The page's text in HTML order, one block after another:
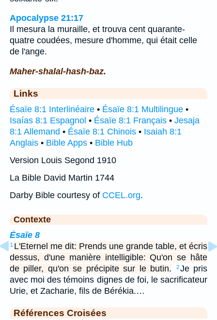
Apocalypse 21:17
Il mesura la muraille, et trouva cent quarante-
quatre coudées, mesure d'homme, qui était celle
de l'ange.
Maher-shalal-hash-baz.
Links
Ésaïe 8:1 Interlinéaire • Ésaïe 8:1 Multilingue •
Isaías 8:1 Espagnol • Ésaïe 8:1 Français • Jesaja
8:1 Allemand • Ésaïe 8:1 Chinois • Isaiah 8:1
Anglais • Bible Apps • Bible Hub
Version Louis Segond 1910
La Bible David Martin 1744
Darby Bible courtesy of CCEL.org.
Contexte
Ésaïe 8
1 L'Eternel me dit: Prends une grande table, et écris
dessus, d'une manière intelligible: Qu'on se hâte
de piller, qu'on se précipite sur le butin.
2 Je pris
avec moi des témoins dignes de foi, le sacrificateur
Urie, et Zacharie, fils de Bérékia.…
Références Croisées